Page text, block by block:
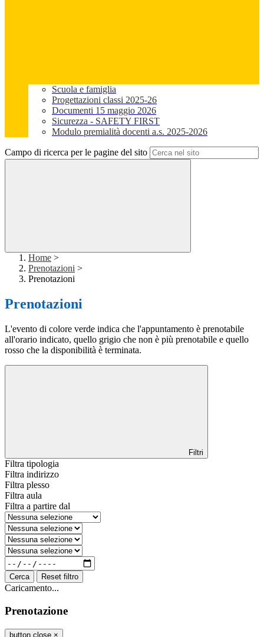
Scuola e famiglia
Progettazioni classi 2025-26
Documenti 15 maggio 2026
Sicurezza - SAFETY FIRST
Modulo premialità docenti a.s. 2025-2026
Campo di ricerca per le pagine del sito
Home >
Prenotazioni >
Prenotazioni
Prenotazioni
L'evento di colore verde indica che l'appuntamento è prenotabile
all'orario indicato, quello grigio che non è più prenotabile e quello
rosso che la disponibilità è terminata.
Filtri
Filtra tipologia
Filtra indirizzo
Filtra plesso
Filtra aula
Filtra a partire dal
Cerca Reset filtro
Caricamento...
Prenotazione
button close ×